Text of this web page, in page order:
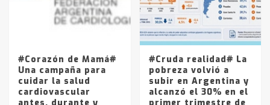
Los precios de los combustibles en
La Pampa, desde YPF hasta Axion
entre 857 a 1338 pesos
#Corazón de Mamá#
Una campaña para
cuidar la salud
cardiovascular
antes, durante y
#Cruda realidad# La
pobreza volvió a
subir en Argentina y
alcanzó el 30% en el
primer trimestre de